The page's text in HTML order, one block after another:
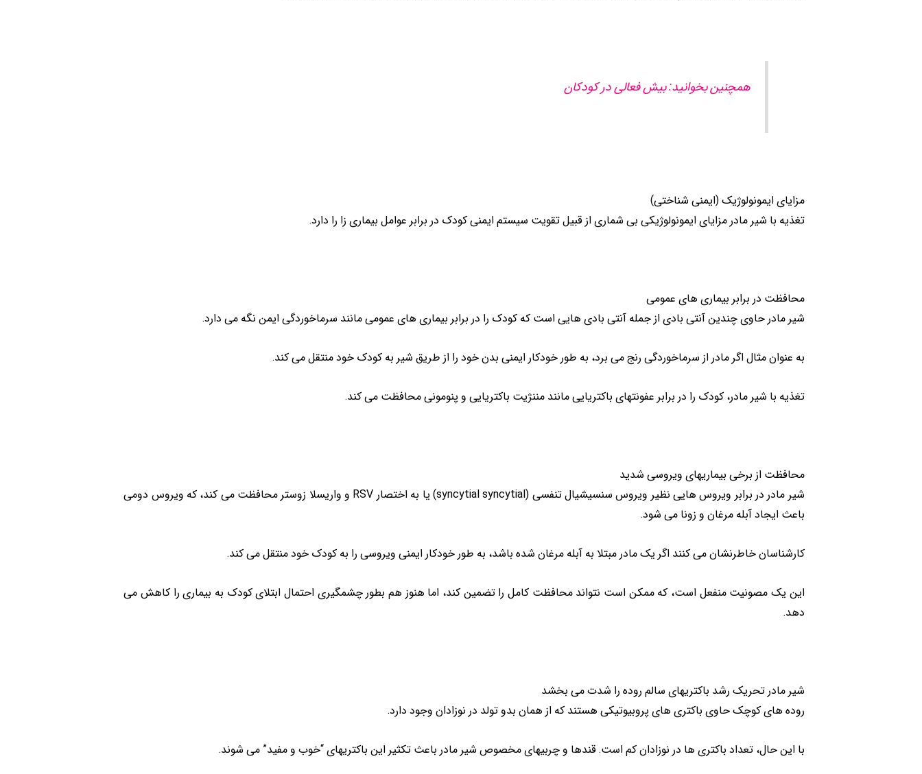
همچنین بخوانید: بیش فعالی در کودکان
مزایای ایمونولوژیک (ایمنی شناختی)
تغذیه با شیر مادر مزایای ایمونولوژیکی بی شماری از قبیل تقویت سیستم ایمنی کودک در برابر عوامل بیماری زا را دارد.
محافظت در برابر بیماری های عمومی
شیر مادر حاوی چندین آنتی بادی از جمله آنتی بادی هایی است که کودک را در برابر بیماری های عمومی مانند سرماخوردگی ایمن نگه می دارد.
به عنوان مثال اگر مادر از سرماخوردگی رنج می برد، به طور خودکار ایمنی بدن خود را از طریق شیر به کودک خود منتقل می کند.
تغذیه با شیر مادر، کودک را در برابر عفونتهای باکتریایی مانند مننژیت باکتریایی و پنومونی محافظت می کند.
محافظت از برخی بیماریهای ویروسی شدید
شیر مادر در برابر ویروس هایی نظیر ویروس سنسیشیال تنفسی (syncytial syncytial) یا به اختصار RSV و واریسلا زوستر محافظت می کند، که ویروس دومی
باعث ایجاد آبله مرغان و زونا می شود.
کارشناسان خاطرنشان می کنند اگر یک مادر مبتلا به آبله مرغان شده باشد، به طور خودکار ایمنی ویروسی را به کودک خود منتقل می کند.
این یک مصونیت منفعل است، که ممکن است نتواند محافظت کامل را تضمین کند، اما هنوز هم بطور چشمگیری احتمال ابتلای کودک به بیماری را کاهش می
دهد.
شیر مادر تحریک رشد باکتریهای سالم روده را شدت می بخشد
روده های کوچک حاوی باکتری های پروبیوتیکی هستند که از همان بدو تولد در نوزادان وجود دارد.
با این حال، تعداد باکتری ها در نوزادان کم است. قندها و چربیهای مخصوص شیر مادر باعث تکثیر این باکتریهای “خوب و مفید” می شوند.